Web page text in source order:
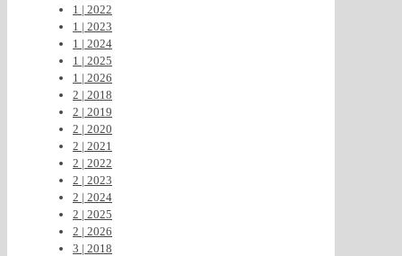
1 | 2022
1 | 2023
1 | 2024
1 | 2025
1 | 2026
2 | 2018
2 | 2019
2 | 2020
2 | 2021
2 | 2022
2 | 2023
2 | 2024
2 | 2025
2 | 2026
3 | 2018